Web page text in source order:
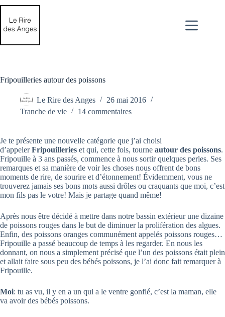
Passer
contenu
Fripouilleries autour des poissons
Le Rire des Anges
26 mai 2016
Tranche de vie
14 commentaires
Je te présente une nouvelle catégorie que j’ai choisi
d’appelerFripouilleries et qui, cette fois, tourne autour des poissons.
Fripouille à 3 ans passés, commence à nous sortir quelques perles. Ses
remarques et sa manière de voir les choses nous offrent de bons
moments de rire, de sourire et d’étonnement! Évidemment, vous ne
trouverez jamais ses bons mots aussi drôles ou craquants que moi, c’est
mon fils pas le votre! Mais je partage quand même!
Après nous être décidé à mettre dans notre bassin extérieur une dizaine
de poissons rouges dans le but de diminuer la prolifération des algues.
Enfin, des poissons oranges communément appelés poissons rouges…
Fripouille a passé beaucoup de temps à les regarder. En nous les
donnant, on nous a simplement précisé que l’un des poissons était plein
et allait faire sous peu des bébés poissons, je l’ai donc fait remarquer à
Fripouille.
Moi: tu as vu, il y en a un qui a le ventre gonflé, c’est la maman, elle
va avoir des bébés poissons.